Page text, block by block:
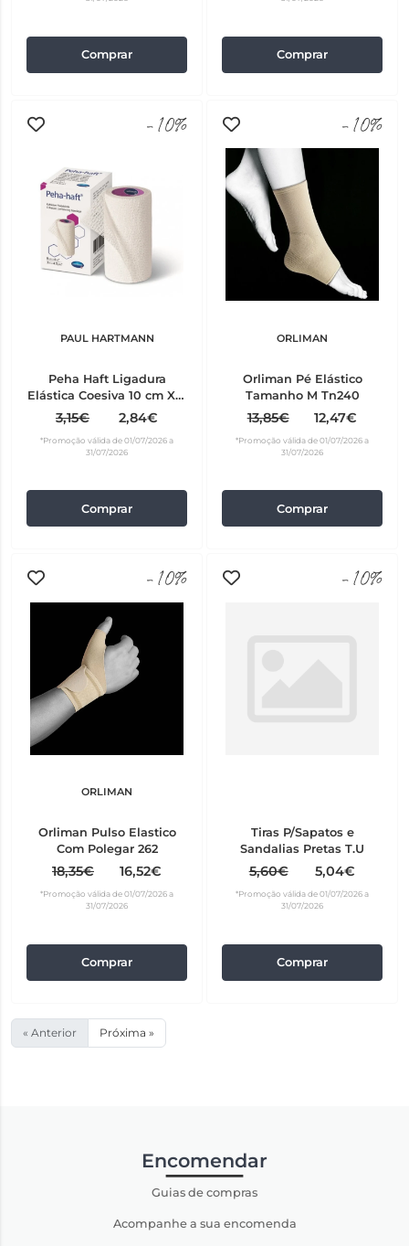
Comprar Comprar
-10%
PAUL HARTMANN
Peha Haft Ligadura
Elástica Coesiva 10 cm X 4
3,15€ 2,84€
*Promoção válida de 01/07/2026 a
31/07/2026
Comprar
-10%
ORLIMAN
Orliman Pé Elástico
Tamanho M Tn240
13,85€ 12,47€
*Promoção válida de 01/07/2026 a
31/07/2026
Comprar
-10%
ORLIMAN
Orliman Pulso Elastico
Com Polegar 262
18,35€ 16,52€
*Promoção válida de 01/07/2026 a
31/07/2026
Comprar
-10%
Tiras P/Sapatos e
Sandalias Pretas T.U
5,60€ 5,04€
*Promoção válida de 01/07/2026 a
31/07/2026
Comprar
« Anterior Próxima »
Encomendar
Guias de compras
Acompanhe a sua encomenda